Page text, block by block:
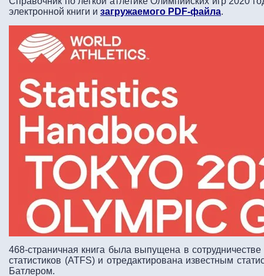
электронной книги и загружаемого PDF-файла.
468-страничная книга была выпущена в сотрудничестве
статистиков (ATFS) и отредактирована известным
Батлером.